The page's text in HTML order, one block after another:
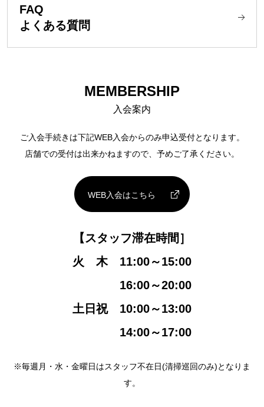
FAQ
よくある質問
MEMBERSHIP
入会案内
ご入会手続きは下記WEB入会からのみ申込受付となります。
店舗での受付は出来かねますので、予めご了承ください。
WEB入会はこちら
【スタッフ滞在時間］
火 木 11:00～15:00
16:00～20:00
土日祝 10:00～13:00
14:00～17:00
※毎週月・水・金曜日はスタッフ不在日(清掃巡回のみ)となりま
す。